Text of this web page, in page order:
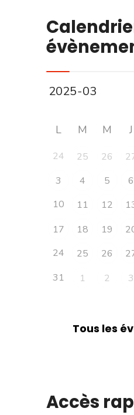
L M M J
24 25 26
3
4 5 6
10
11 12
17
18 19
24
25 26
31
1 2 3
Tous les
Accès